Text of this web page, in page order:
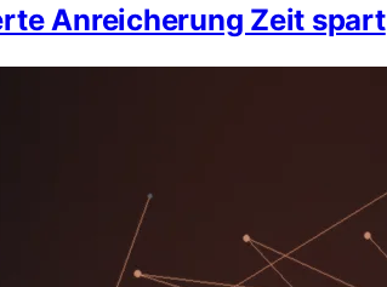
Anreicherung Zeit spart